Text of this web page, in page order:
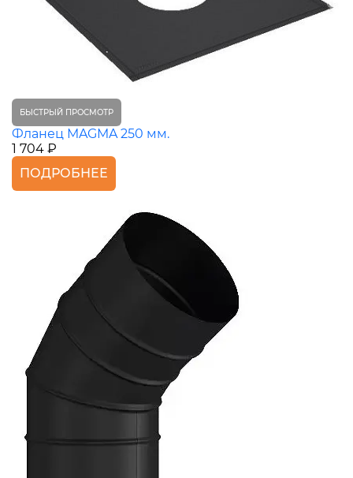
БЫСТРЫЙ ПРОСМОТР
Фланец MAGMA 250 мм.
1 704 ₽
ПОДРОБНЕЕ